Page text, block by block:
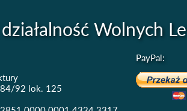
Wolnych
84/92 lok. 125
PayPal: